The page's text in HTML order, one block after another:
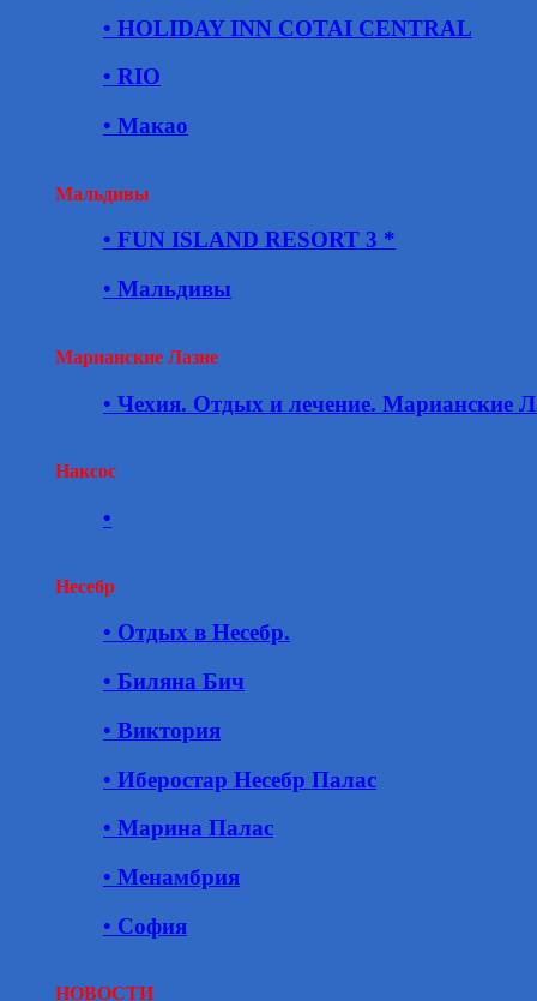
• HOLIDAY INN COTAI CENTRAL
• RIO
• Макао
Мальдивы
• FUN ISLAND RESORT 3 *
• Мальдивы
Марианские Лазне
• Чехия. Отдых и лечение. Марианские
Наксос
•
Несебр
• Отдых в Несебр.
• Биляна Бич
• Виктория
• Иберостар Несебр Палас
• Марина Палас
• Менамбрия
• София
НОВОСТИ